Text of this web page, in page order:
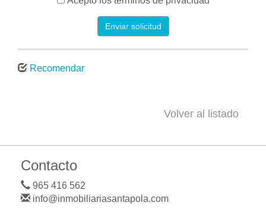
Enviar solicitud
Recomendar
Volver al listado
Contacto
965 416 562
info@inmobiliariasantapola.com